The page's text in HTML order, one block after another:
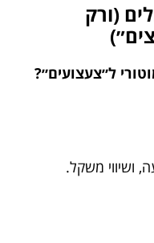
(ורק
ושיווי משקל.